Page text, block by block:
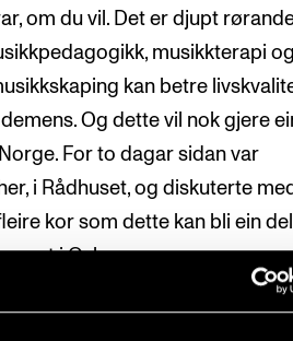
om du vil. Det er djupt
musikkterapi
kan betre
Og dette vil nok gjere
For to dagar sidan var
i Rådhuset, og diskuterte
kor som dette kan bli ein
i Oslo.
musikkens kraft